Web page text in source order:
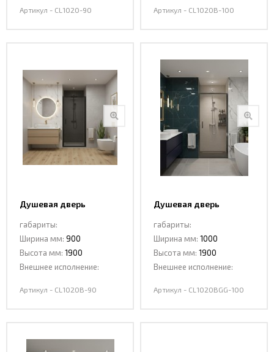
Артикул - CL1020-90 Артикул - CL1020B-100
Душевая дверь
BLACK
габариты:
Ширина мм: 900
Высота мм: 1900
Внешнее исполнение:
Артикул - CL1020B-90
Душевая дверь
100 DARK GREY
габариты:
Ширина мм: 1000
Высота мм: 1900
Внешнее исполнение:
Артикул - CL1020BGG-100